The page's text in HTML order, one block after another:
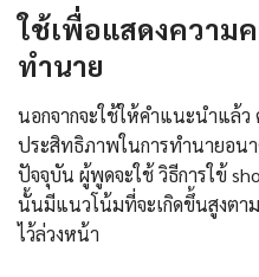
ใช้เพื่อแสดงความ
ทำนาย
นอกจากจะใช้ให้คำแนะนำแล้ว
ประสิทธิภาพในการทำนายอนา
ปัจจุบัน ผู้พูดจะใช้ วิธีการใข้
นั้นมีแนวโน้มที่จะเกิดขึ้นสูงตา
ไว้ล่วงหน้า